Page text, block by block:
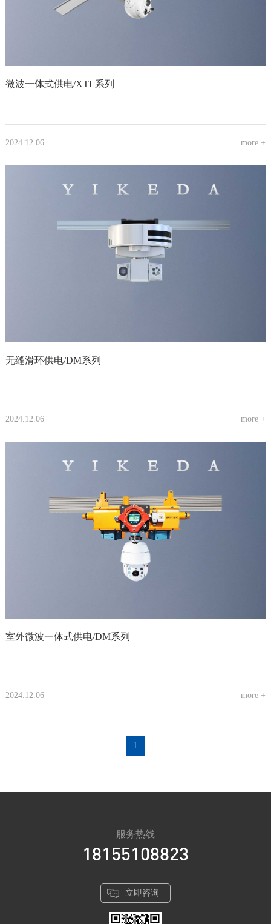
微波一体式供电/XTL系列
2024.12.06 more +
无缝滑环供电/DM系列
2024.12.06 more +
室外微波一体式供电/DM系列
2024.12.06 more +
1
服务热线
18155108823
立即咨询